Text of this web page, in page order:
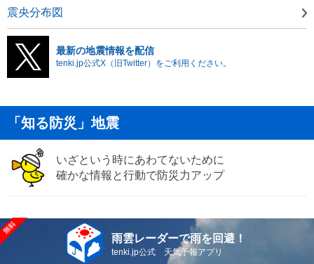
震央分布図
最新の地震情報を配信
tenki.jp公式X（旧Twitter）をご利用ください。
「知る防災」地震
いざという時にあわてないために
確かな情報と行動で防災力アップ
雨雲レーダーで雨を回避！
tenki.jp公式 天気予報アプリ